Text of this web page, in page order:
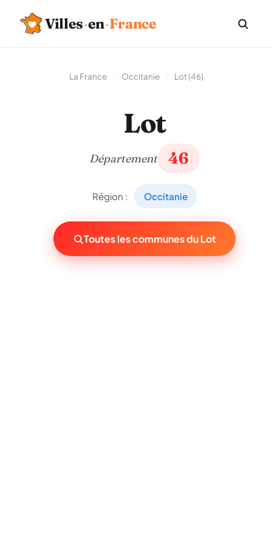
Villes·en·France
La France Occitanie Lot (46)
Lot
Département 46
Région : Occitanie
Toutes les communes du Lot